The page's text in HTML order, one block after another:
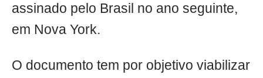
assinado pelo Brasil no ano seguinte,
em Nova York.
O documento tem por objetivo viabilizar